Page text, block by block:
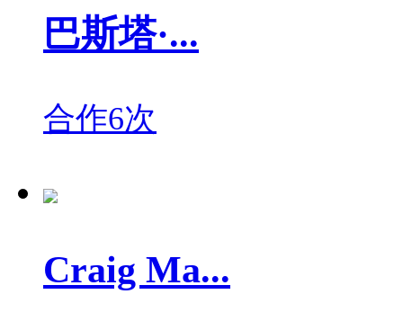
巴斯塔·...
合作6次
Craig Ma...